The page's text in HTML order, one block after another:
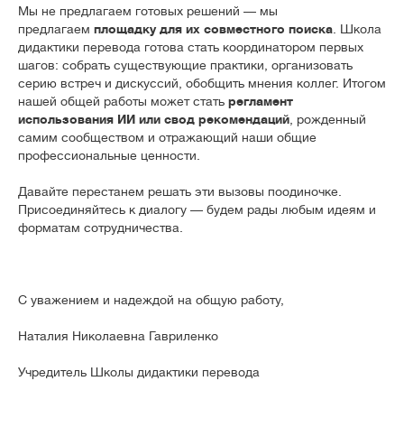
Мы не предлагаем готовых решений — мы
предлагаем площадку для их совместного поиска . Школа
дидактики перевода готова стать координатором первых
шагов: собрать существующие практики, организовать
серию встреч и дискуссий, обобщить мнения коллег. Итогом
нашей общей работы может стать регламент
использования ИИ или свод рекомендаций , рожденный
самим сообществом и отражающий наши общие
профессиональные ценности.
Давайте перестанем решать эти вызовы поодиночке.
Присоединяйтесь к диалогу — будем рады любым идеям и
форматам сотрудничества.
С уважением и надеждой на общую работу,
Наталия Николаевна Гавриленко
Учредитель Школы дидактики перевода